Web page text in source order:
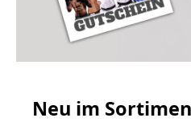
Neu im